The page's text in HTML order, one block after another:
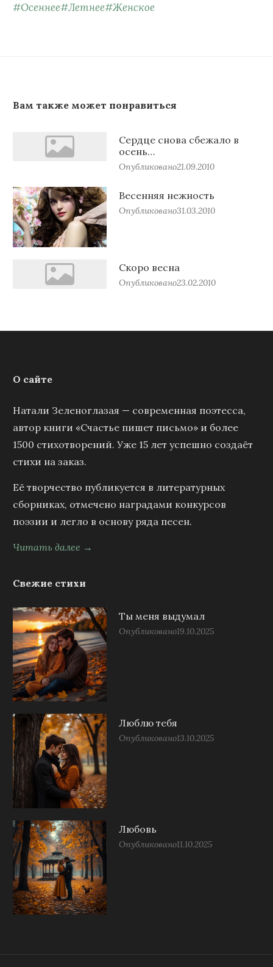
#Осеннее#Летнее#Женское
Вам также может понравиться
Сердце снова сбежало в
осень…
Опубликовано21.09.2010
Весенняя нежность
Опубликовано31.03.2010
Скоро весна
Опубликовано23.02.2010
О сайте
Натали Зеленоглазая — современная поэтесса,
автор книги «Счастье пишет письмо» и более
1500 стихотворений. Уже 15 лет успешно создаёт
стихи на заказ.
Её творчество публикуется в литературных
сборниках, отмечено наградами конкурсов
поэзии и легло в основу ряда песен.
Читать далее →
Свежие стихи
Ты меня выдумал
Опубликовано19.10.2025
Люблю тебя
Опубликовано13.10.2025
Любовь
Опубликовано11.10.2025